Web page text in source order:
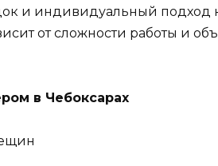
и индивидуальный подход
от сложности работы и
в Чебоксарах